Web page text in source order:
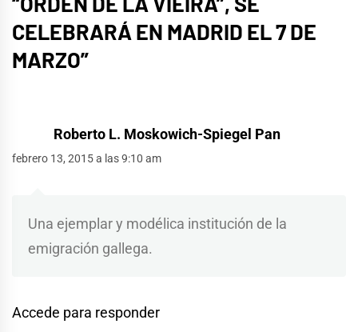
CELEBRARÁ EN MADRID EL 7 DE
MARZO”
Roberto L. Moskowich-Spiegel Pan
febrero 13, 2015 a las 9:10 am
Una ejemplar y modélica institución de la
emigración gallega.
Accede para responder